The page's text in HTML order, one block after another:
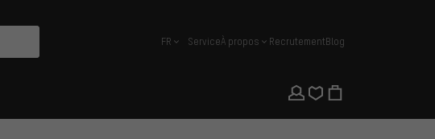
français
FR ServiceÀ propos RecrutementBlog